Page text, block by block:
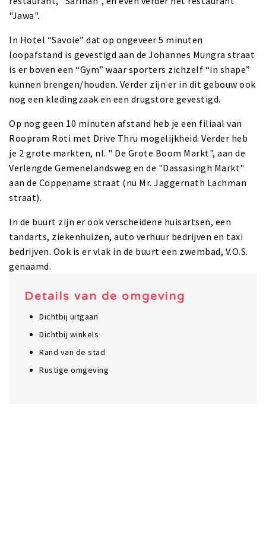
"Jawa".
In Hotel “Savoie” dat op ongeveer 5 minuten
loopafstand is gevestigd aan de Johannes Mungra straat
is er boven een “Gym” waar sporters zichzelf “in shape”
kunnen brengen/houden. Verder zijn er in dit gebouw ook
nog een kledingzaak en een drugstore gevestigd.
Op nog geen 10 minuten afstand heb je een filiaal van
Roopram Roti met Drive Thru mogelijkheid. Verder heb
je 2 grote markten, nl. " De Grote Boom Markt", aan de
Verlengde Gemenelandsweg en de "Dassasingh Markt"
aan de Coppename straat (nu Mr. Jaggernath Lachman
straat).
In de buurt zijn er ook verscheidene huisartsen, een
tandarts, ziekenhuizen, auto verhuur bedrijven en taxi
bedrijven. Ook is er vlak in de buurt een zwembad, V.O.S.
genaamd.
Details van de omgeving
Dichtbij uitgaan
Dichtbij winkels
Rand van de stad
Rustige omgeving